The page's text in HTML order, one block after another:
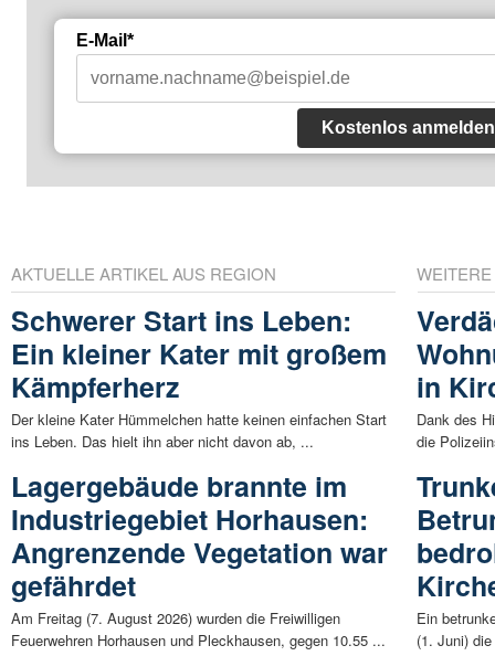
E-Mail*
Kostenlos anmelden
AKTUELLE ARTIKEL AUS REGION
Schwerer Start ins Leben:
Ein kleiner Kater mit großem
Kämpferherz
Der kleine Kater Hümmelchen hatte keinen einfachen Start
ins Leben. Das hielt ihn aber nicht davon ab, ...
Lagergebäude brannte im
Industriegebiet Horhausen:
Angrenzende Vegetation war
gefährdet
Am Freitag (7. August 2026) wurden die Freiwilligen
Feuerwehren Horhausen und Pleckhausen, gegen 10.55 ...
in
Dank des
die
Ein
(1. Juni)